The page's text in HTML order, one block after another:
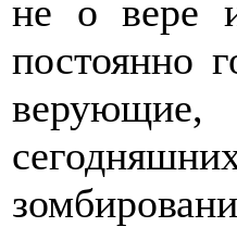
не о вере
постоянно